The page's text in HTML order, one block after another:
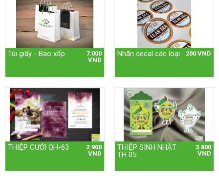
Túi giấy - Bao xốp
7.000
VND
Nhãn decal các loại 200 VND
THIỆP CƯỚI QH-63
2.900
VND
THIỆP SINH NHẬT
TH 05
3.800
VND